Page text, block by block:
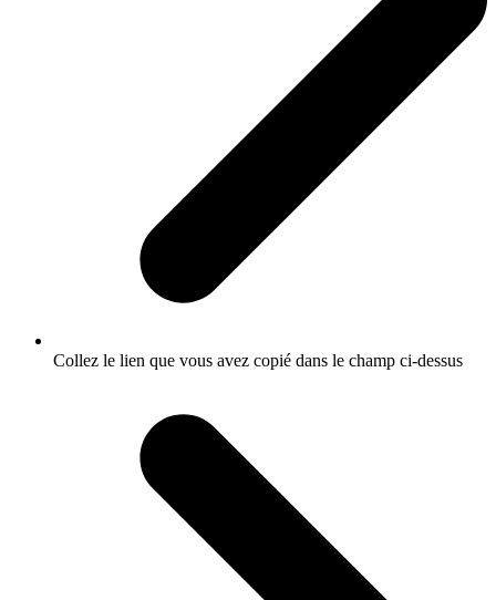
Collez le lien que vous avez copié dans le champ ci-dessus